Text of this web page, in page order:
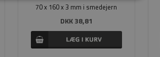
70 x 160 x 3 mm i smedejern
DKK 38,81